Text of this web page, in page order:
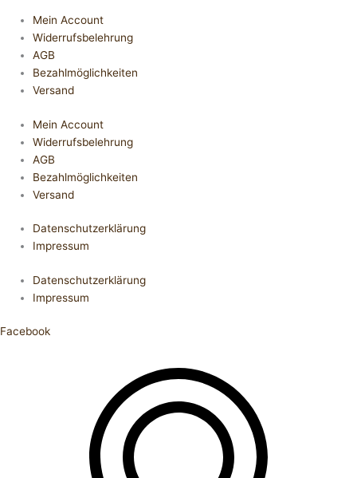
Mein Account
Widerrufsbelehrung
AGB
Bezahlmöglichkeiten
Versand
Mein Account
Widerrufsbelehrung
AGB
Bezahlmöglichkeiten
Versand
Datenschutzerklärung
Impressum
Datenschutzerklärung
Impressum
Facebook